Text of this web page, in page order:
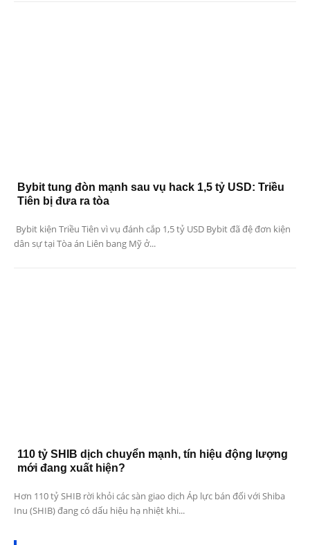
Bybit tung đòn mạnh sau vụ hack 1,5 tỷ USD: Triều
Tiên bị đưa ra tòa
Bybit kiện Triều Tiên vì vụ đánh cắp 1,5 tỷ USD Bybit đã đệ đơn kiện
dân sự tại Tòa án Liên bang Mỹ ở...
110 tỷ SHIB dịch chuyển mạnh, tín hiệu động lượng
mới đang xuất hiện?
Hơn 110 tỷ SHIB rời khỏi các sàn giao dịch Áp lực bán đối với Shiba
Inu (SHIB) đang có dấu hiệu hạ nhiệt khi...